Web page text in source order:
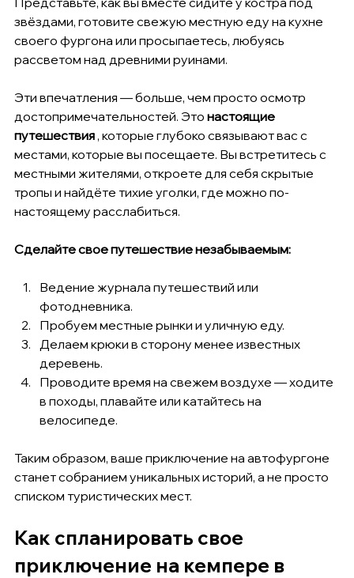
звёздами, готовите свежую местную еду на кухне
своего фургона или просыпаетесь, любуясь
рассветом над древними руинами.
Эти впечатления — больше, чем просто осмотр
достопримечательностей. Это настоящие
путешествия , которые глубоко связывают вас с
местами, которые вы посещаете. Вы встретитесь с
местными жителями, откроете для себя скрытые
тропы и найдёте тихие уголки, где можно по-
настоящему расслабиться.
Сделайте свое путешествие незабываемым:
Ведение журнала путешествий или
фотодневника.
Пробуем местные рынки и уличную еду.
Делаем крюки в сторону менее известных
деревень.
Проводите время на свежем воздухе — ходите
в походы, плавайте или катайтесь на
велосипеде.
Таким образом, ваше приключение на автофургоне
станет собранием уникальных историй, а не просто
списком туристических мест.
Как спланировать свое
приключение на кемпере в